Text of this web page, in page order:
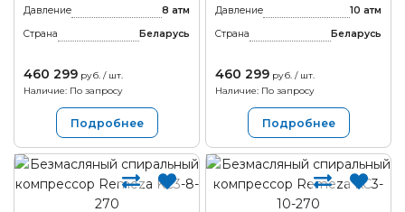
Давление
8 атм
Страна
Беларусь
460 299 руб. / шт.
Наличие: По запросу
Подробнее
Давление
10 атм
Страна
Беларусь
460 299 руб. / шт.
Наличие: По запросу
Подробнее